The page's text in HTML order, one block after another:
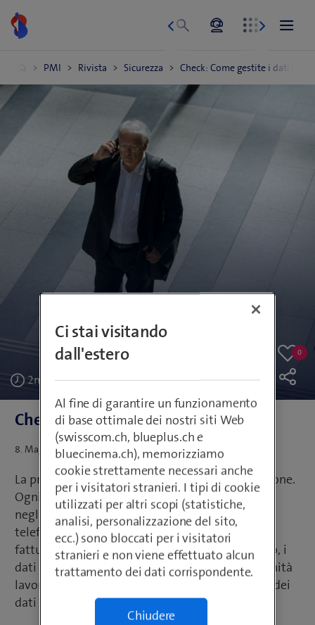
Like
0
0
2min
Check: Come gestite i dati?
Postato
8. Maggio 2023 Testo: Andreas Heer | Media: Swisscom
La protezione dei dati mira a proteggere le persone.
Ogni PMI ha a che fare con le persone: nel team,
negli acquisti e nella vendita. Che si tratti di
telefonare, comunicare con i clienti, pagare le
fatture dei fornitori o svolgere colloqui di lavoro, i
dati personali caratterizzano la nostra quotidianità
lavorativa. Scoprite di più sulla vostra gestione dei
dati con il nostro check.
Ci stai visitando
dall'estero
Al fine di garantire un funzionamento
di base ottimale dei nostri siti Web
(swisscom.ch, blueplus.ch e
bluecinema.ch), memorizziamo
cookie strettamente necessari anche
per i visitatori stranieri. I tipi di cookie
utilizzati per altri scopi (statistiche,
analisi, personalizzazione del sito,
ecc.) sono bloccati per i visitatori
stranieri e non viene effettuato alcun
trattamento dei dati corrispondente.
Chiudere